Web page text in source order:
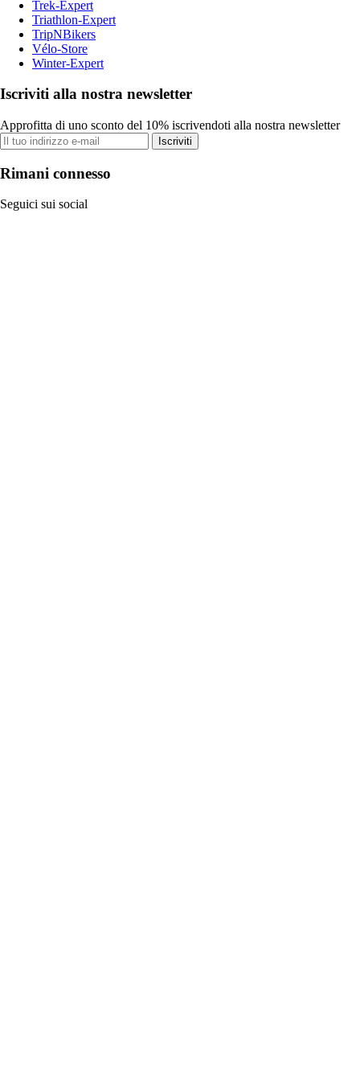
Trek-Expert
Triathlon-Expert
TripNBikers
Vélo-Store
Winter-Expert
Iscriviti alla nostra newsletter
Approfitta di uno sconto del 10% iscrivendoti alla nostra newsletter
Iscriviti
Rimani connesso
Seguici sui social